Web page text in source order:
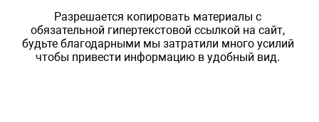
Разрешается копировать материалы с
обязательной гипертекстовой ссылкой на сайт,
будьте благодарными мы затратили много усилий
чтобы привести информацию в удобный вид.